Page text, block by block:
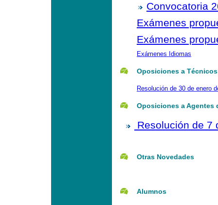
Convocatoria
Exámenes
Exámenes
Exámenes Idiomas
Oposiciones a
Resolución de 30 de enero
Oposiciones a Agentes
Resolución de 7
Otras Novedades
Alumnos